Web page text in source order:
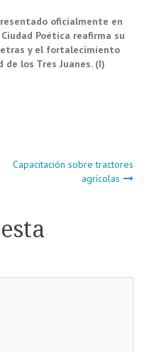
oficialmente en
Poética reafirma su
y el fortalecimiento
los Tres Juanes. (I)
Capacitación sobre tractores
agrícolas